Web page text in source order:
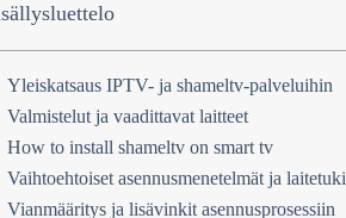
Yleiskatsaus IPTV- ja shameltv-palveluihin
Valmistelut ja vaadittavat laitteet
How to install shameltv on smart tv
Vaihtoehtoiset asennusmenetelmät ja laitetuki
Vianmääritys ja lisävinkit asennusprosessiin